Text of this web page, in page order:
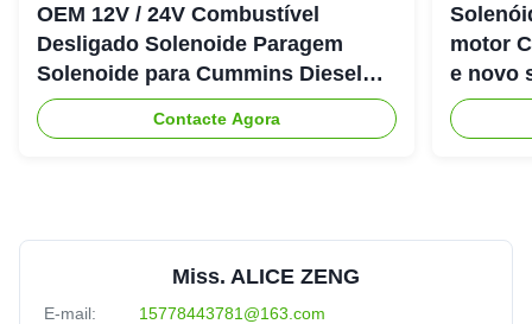
OEM 12V / 24V Combustível
Desligado Solenoide Paragem
Solenoide para Cummins Diesel
Engine 6CT
Contacte Agora
motor
e novo
Miss. ALICE ZENG
E-mail: 15778443781@163.com